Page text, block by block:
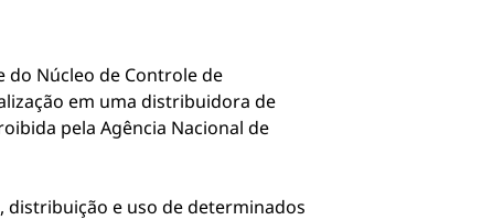
do Núcleo de Controle de
em uma distribuidora de
pela Agência Nacional de
distribuição e uso de determinados